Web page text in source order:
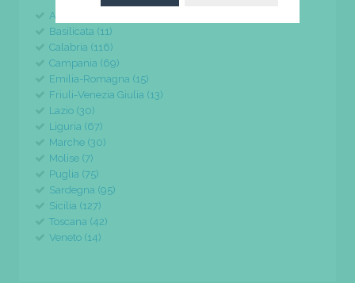
Abruzzo (24)
Basilicata (11)
Calabria (116)
Campania (69)
Emilia-Romagna (15)
Friuli-Venezia Giulia (13)
Lazio (30)
Liguria (67)
Marche (30)
Molise (7)
Puglia (75)
Sardegna (95)
Sicilia (127)
Toscana (42)
Veneto (14)